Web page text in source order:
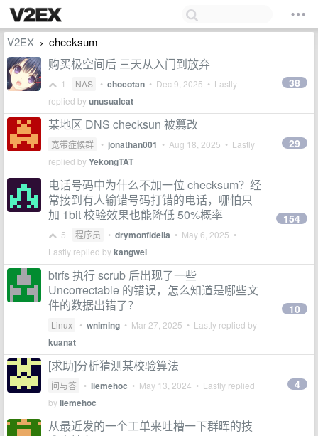
V2EX › checksum
购买极空间后 三天从入门到放弃
1 NAS • chocotan • Dec 9, 2025 • Lastly
replied byunusualcat
38
某地区 DNS checksun 被篡改
宽带症候群 • jonathan001 • Aug 18, 2025 • Lastly
replied byYekongTAT
29
电话号码中为什么不加一位 checksum？经
常接到有人输错号码打错的电话，哪怕只
加 1bit 校验效果也能降低 50%概率
5 程序员 • drymonfidelia • May 6, 2025 •
Lastly replied bykangwei
154
btrfs 执行 scrub 后出现了一些
Uncorrectable 的错误，怎么知道是哪些文
件的数据出错了？
Linux • wniming • Mar 27, 2025 • Lastly replied by
kuanat
10
[求助]分析猜测某校验算法
问与答 • liemehoc • May 13, 2024 • Lastly replied
byliemehoc
4
从最近发的一个工单来吐槽一下群晖的技